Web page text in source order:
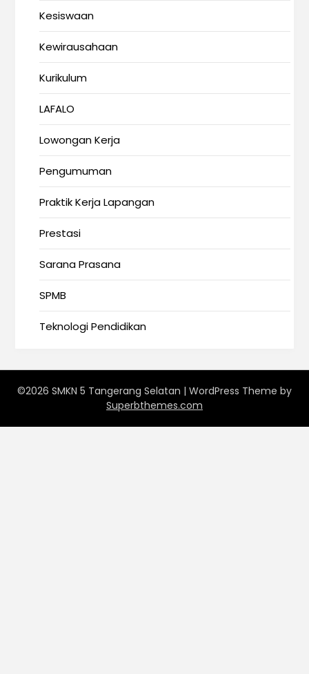
Kesiswaan
Kewirausahaan
Kurikulum
LAFALO
Lowongan Kerja
Pengumuman
Praktik Kerja Lapangan
Prestasi
Sarana Prasana
SPMB
Teknologi Pendidikan
©2026 SMKN 5 Tangerang Selatan | WordPress Theme by
Superbthemes.com